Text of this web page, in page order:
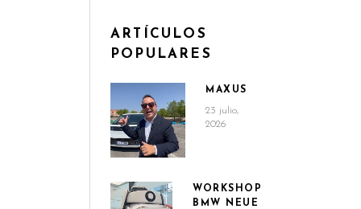
ARTÍCULOS
POPULARES
MAXUS
23 julio,
2026
WORKSHOP
BMW NEUE